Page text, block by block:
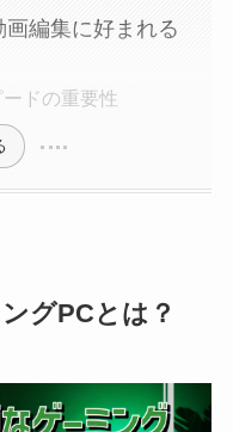
編集に好まれる
ドの重要性
グPCとは？